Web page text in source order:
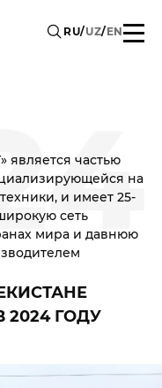
RU/UZ/EN
является частью
на
и имеет 25-
сеть
мира и давнюю
ГОДУ